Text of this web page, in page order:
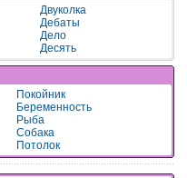
Двуколка
Дебаты
Дело
Десять
Покойник
Беременность
Рыба
Собака
Потолок